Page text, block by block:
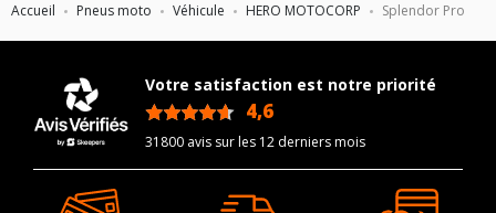
Accueil Pneus moto Véhicule HERO MOTOCORP Splendor Pro
Votre satisfaction est notre priorité
4,6
31800 avis sur les 12 derniers mois